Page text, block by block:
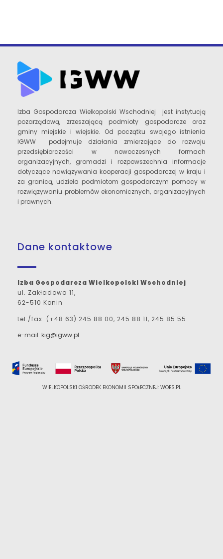
Izba Gospodarcza Wielkopolski Wschodniej jest instytucją
pozarządową, zrzeszającą podmioty gospodarcze oraz
gminy miejskie i wiejskie. Od początku swojego istnienia
IGWW podejmuje działania zmierzające do rozwoju
przedsiębiorczości w nowoczesnych formach
organizacyjnych, gromadzi i rozpowszechnia informacje
dotyczące nawiązywania kooperacji gospodarczej w kraju i
za granicą, udziela podmiotom gospodarczym pomocy w
rozwiązywaniu problemów ekonomicznych, organizacyjnych
i prawnych.
Dane kontaktowe
Izba Gospodarcza Wielkopolski Wschodniej
ul. Zakładowa 11,
62-510 Konin
tel./fax: (+48 63) 245 88 00, 245 88 11, 245 85 55
e-mail: kig@igww.pl
WIELKOPOLSKI OŚRODEK EKONOMII SPOŁECZNEJ: WOES.PL